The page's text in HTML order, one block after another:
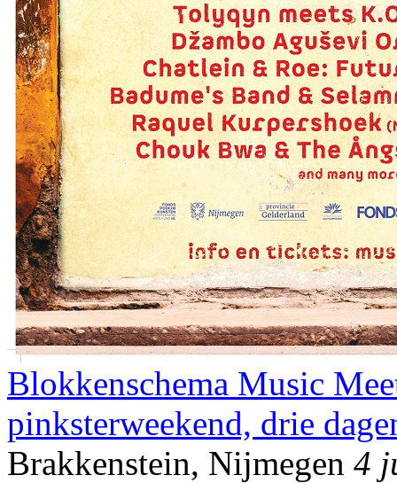
Blokkenschema Music
pinksterweekend, drie
Brakkenstein, Nijmegen 4